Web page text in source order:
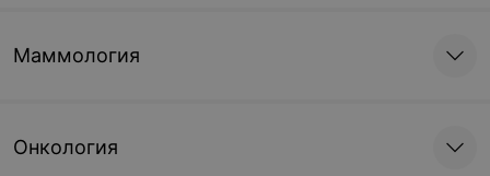
Маммология
Онкология